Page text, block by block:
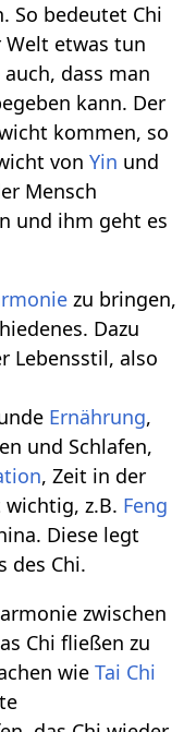
So bedeutet Chi
Welt etwas tun
dass man
kann. Der
kommen, so
vonYin und
Mensch
und ihm geht es
zu bringen,
Dazu
Lebensstil, also
Ernährung,
und Schlafen,
, Zeit in der
z.B. Feng
Diese legt
des Chi.
zwischen
Chi fließen zu
wieTai Chi